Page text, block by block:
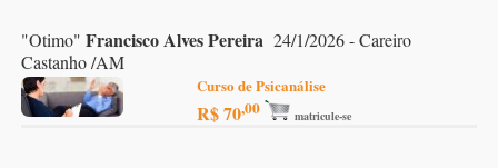
"Otimo" Francisco Alves Pereira 24/1/2026 - Careiro
Castanho /AM
Curso de Psicanálise
R$ 70,00 matricule-se